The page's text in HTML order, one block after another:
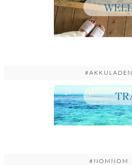
#AKKULADEN
#NOMNOM